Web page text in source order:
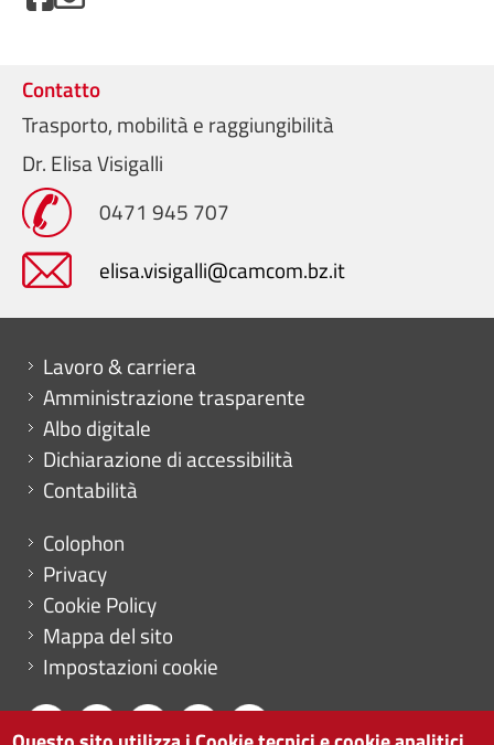
Contatto
Trasporto, mobilità e raggiungibilità
Dr. Elisa Visigalli
0471 945 707
elisa.visigalli@camcom.bz.it
Mini menu di servizio
Lavoro & carriera
Amministrazione trasparente
Albo digitale
Dichiarazione di accessibilità
Contabilità
Menu footer
Colophon
Privacy
Cookie Policy
Mappa del sito
Impostazioni cookie